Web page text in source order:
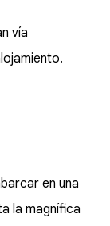
vía
en una
la magnífica